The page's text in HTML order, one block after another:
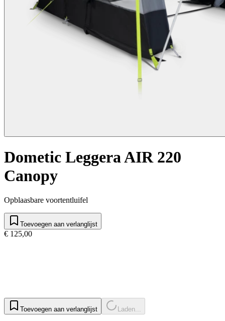
Dometic Leggera AIR 220
Canopy
Opblaasbare voortentluifel
Toevoegen aan verlanglijst
€ 125,00
Toevoegen aan verlanglijst Laden...